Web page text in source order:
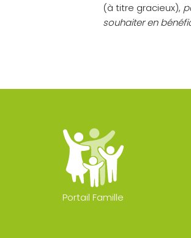
(à titre gracieux),
souhaiter en
Portail Famille